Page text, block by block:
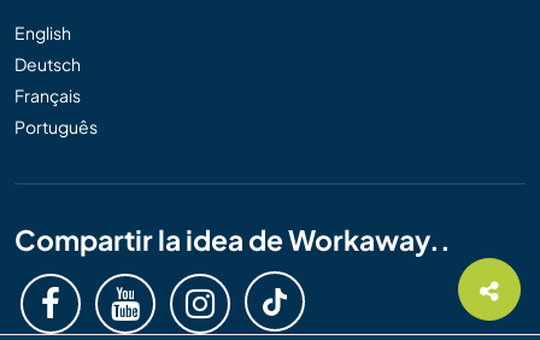
English
Deutsch
Français
Português
Compartir la idea de Workaway..